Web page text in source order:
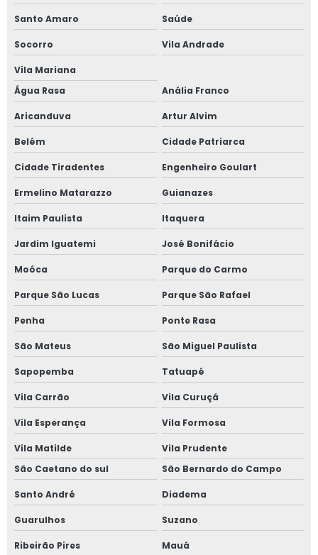
Janela de giro
Janela maxim ar 80x80
Janela oscilo batente preço
Janela com persiana entre vidros
Janela sobrepor acústica
Janela sobreposta
Janela sobreposta acústica
Janela sobreposta de alto padrão
Janela sobreposta de correr
Janela sobreposta de correr em são paulo
Janela sobreposta de giro
Janela sobreposta de giro em são paulo
Janela sobreposta de giro em sp
Janela sobreposta preço
Janela vedação acústica
Janela vidro duplo
Janela vidro duplo isolamento acústico
Santo Amaro Saúde
Socorro Vila Andrade
Vila Mariana
Água Rasa
Anália Franco
Aricanduva Artur Alvim
Belém Cidade Patriarca
Cidade Tiradentes Engenheiro Goulart
Ermelino Matarazzo Guianazes
Itaim Paulista Itaquera
Jardim Iguatemi José Bonifácio
Moóca Parque do Carmo
Parque São Lucas Parque São Rafael
Penha Ponte Rasa
São Mateus São Miguel Paulista
Sapopemba Tatuapé
Vila Carrão Vila Curuçá
Vila Esperança Vila Formosa
Vila Matilde
Vila Prudente
São Caetano do sul
São Bernardo do Campo
Santo André Diadema
Guarulhos Suzano
Ribeirão Pires Mauá